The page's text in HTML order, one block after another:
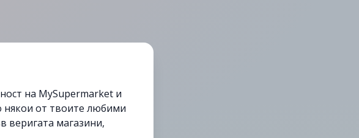
на MySupermarket и
някои от твоите любими
веригата магазини,